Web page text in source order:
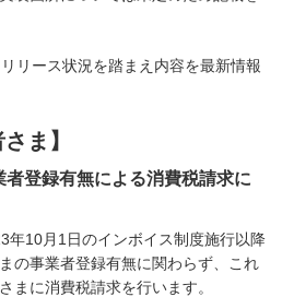
リース状況を踏まえ内容を最新情報
ま】
者登録有無による消費税請求に
年10月1日のインボイス制度施行以降
の事業者登録有無に関わらず、これ
まに消費税請求を行います。